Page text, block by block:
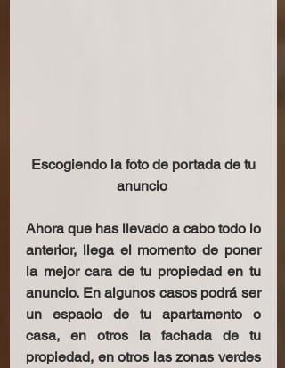
Escogiendo la foto de portada de tu
anuncio
Ahora que has llevado a cabo todo lo
anterior, llega el momento de poner
la mejor cara de tu propiedad en tu
anuncio. En algunos casos podrá ser
un espacio de tu apartamento o
casa, en otros la fachada de tu
propiedad, en otros las zonas verdes